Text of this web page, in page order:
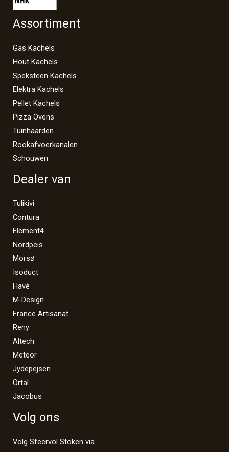
Assortiment
Gas Kachels
Hout Kachels
Speksteen Kachels
Elektra Kachels
Pellet Kachels
Pizza Ovens
Tuinhaarden
Rookafvoerkanalen
Schouwen
Dealer van
Tulikivi
Contura
Element4
Nordpeis
Morsø
Isoduct
Havé
M-Design
France Artisanat
Reny
Altech
Meteor
Jydepejsen
Ortal
Jacobus
Volg ons
Volg Sfeervol Stoken via